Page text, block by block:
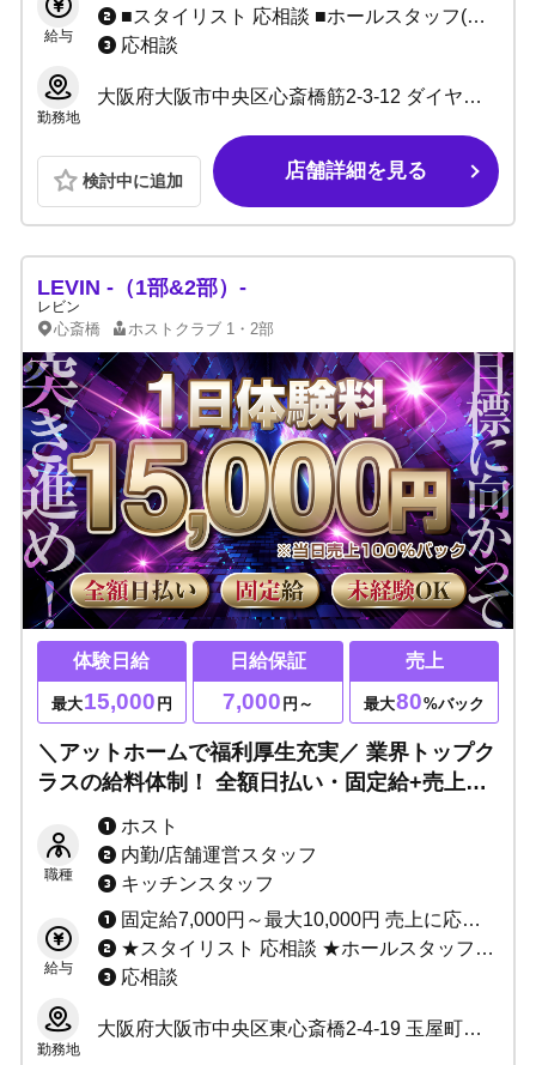
給与
■スタイリスト 応相談 ■ホールスタッフ(ボーイ：内勤) 日給10,000円～ ■DJ・ダンサー 応相談 ■店舗運営スタッフ 1:日給10,000円～＋能力給 2:月給10万～40万＋能力給 ■管理職各種 1:日給7,000円～10,000円＋能力給 2:月給20万～40万円＋能力給(社員) ■サイト運営スタッフ 応相談
応相談
勤務地
大阪府大阪市中央区心斎橋筋2-3-12 ダイヤモンドビル4F
検討中に追加 店舗詳細を見る
LEVIN -（1部&2部）-
レビン
心斎橋 ホストクラブ 1・2部
体験日給
最大15,000 円
日給保証
7,000 円～
売上
最大80%バック
＼アットホームで福利厚生充実／ 業界トップク
ラスの給料体制！ 全額日払い・固定給+売上バ
ック・ご新規様の数もケタ違い！ まずは気軽な
バイト気分で体験入店へ♪
職種
ホスト
内勤/店舗運営スタッフ
キッチンスタッフ
給与
固定給7,000円～最大10,000円 売上に応じてインセンティブあり（最低60%～最高80%） ★完全日払い制 ※当店は保証制度ではなく固定給制度です。 保証は売上バックが保証金額を上回れば無くなってしまいますが、 固定給は売上バックが上回っても無くなりません。 「固定給+売上バック」があなたのお給料になります！！ 例：保証の場合、保証1万円で売上バック2万円なら、 売上バック2万円分があなたのお給料です。 固定給の場合、固定1万円で売上バック2万円なら、 固定+売上＝合計3万円がお給料です♪ 固定給は永久に無くなりませんのでご安心ください。
★スタイリスト 応相談 ★ホールスタッフ(ボーイ：内勤) 日給10,000円～ ★DJ・ダンサー 応相談 ★店舗運営スタッフ 1:日給10,000円～＋能力給 2:月給10万～40万＋能力給 ★管理職各種 1:日給7,000円～10,000円＋能力給 2:月給20万～40万円＋能力給(社員) ★サイト運営スタッフ 応相談
応相談
勤務地
大阪府大阪市中央区東心斎橋2-4-19 玉屋町ギャラクシービル3号館 2F